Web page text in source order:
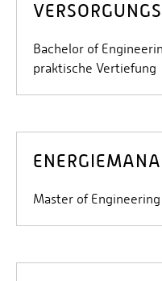
Bachelor of
praktische Vertiefung
Master of Engineering